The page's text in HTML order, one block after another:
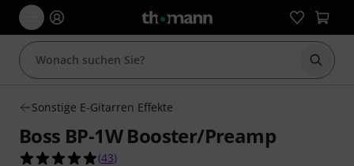
Suche
Sonstige E-Gitarren Effekte
Boss BP-1W Booster/Preamp
4.9 von 5 Sternen aus 43 Kundenbewertungen
(43)